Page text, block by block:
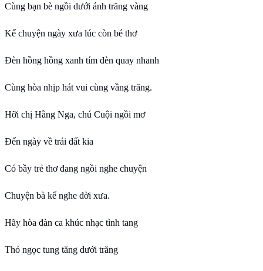
Cùng bạn bè ngồi dưới ánh trăng vàng
Kể chuyện ngày xưa lúc còn bé thơ
Đèn hồng hồng xanh tím đèn quay nhanh
Cùng hòa nhịp hát vui cùng vầng trăng.
Hỡi chị Hằng Nga, chú Cuội ngồi mơ
Đến ngày về trái đất kia
Có bầy trẻ thơ đang ngồi nghe chuyện
Chuyện bà kể nghe đời xưa.
Hãy hòa đàn ca khúc nhạc tình tang
Thỏ ngọc tung tăng dưới trăng